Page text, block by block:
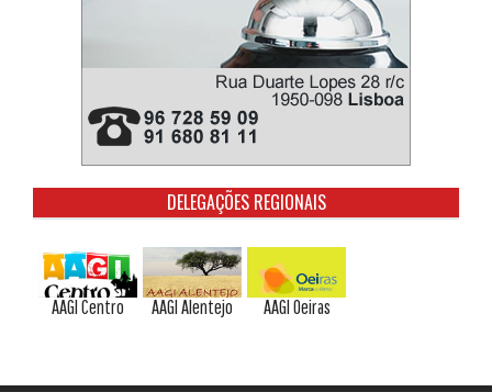
DELEGAÇÕES REGIONAIS
AAGI Centro AAGI Alentejo AAGI Oeiras